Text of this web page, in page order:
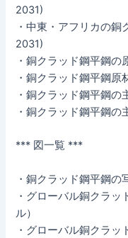
2031)
・中東・アフリカの
2031)
・銅クラッド鋼平鋼の
・銅クラッド鋼平鋼原
・銅クラッド鋼平鋼の
・銅クラッド鋼平鋼の
*** 図一覧 ***
・銅クラッド鋼平鋼の
・グローバル銅クラ
ル）
・グローバル銅クラッ